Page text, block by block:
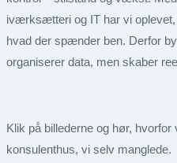
iværksætteri og IT har vi
hvad der spænder ben. Derfor
organiserer data, men skaber
Klik på billederne og hør,
konsulenthus, vi selv manglede.